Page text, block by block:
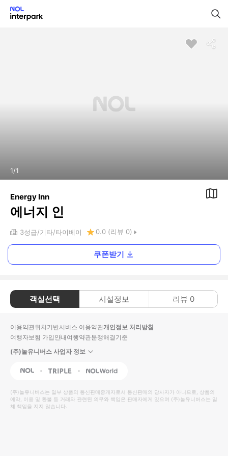
1/1
Energy Inn
에너지 인
3성급 기타 타이베이 0.0 (리뷰 0)
쿠폰받기
객실선택 시설정보 리뷰 0
이용약관위치기반서비스 이용약관개인정보 처리방침
여행자보험 가입안내여행약관분쟁해결기준
(주)놀유니버스 사업자 정보
NOL Triple Interpark Global
(주)놀유니버스는 일부 상품의 통신판매중개자로서 통신판매의 당사자가 아니므로, 상품의
예약, 이용 및 환불 등 거래와 관련된 의무와 책임은 판매자에게 있으며 (주)놀유니버스는 일
체 책임을 지지 않습니다.